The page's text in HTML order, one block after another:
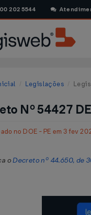
202 5544
Legislações
Nº 54427
no DOE - PE em 3 fev
oDecreto nº 44.650, de